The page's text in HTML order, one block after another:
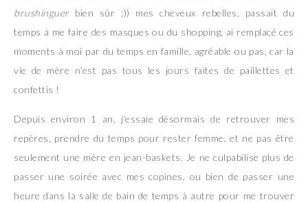
brushinguerbien sûr ;)) mes cheveux rebelles, passait du
temps à me faire des masques ou du shopping, ai remplacé ces
moments à moi par du temps en famille, agréable ou pas, car la
vie de mère n’est pas tous les jours faites de paillettes et
confettis !
Depuis environ 1 an, j’essaie désormais de retrouver mes
repères, prendre du temps pour rester femme, et ne pas être
seulement une mère en jean-baskets. Je ne culpabilise plus de
passer une soirée avec mes copines, ou bien de passer une
heure dans la salle de bain de temps à autre pour me trouver